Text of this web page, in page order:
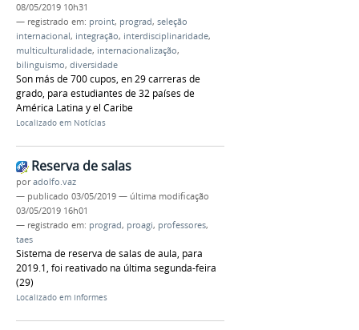
08/05/2019 10h31
— registrado em: proint, prograd, seleção
internacional, integração, interdisciplinaridade,
multiculturalidade, internacionalização,
bilinguismo, diversidade
Son más de 700 cupos, en 29 carreras de
grado, para estudiantes de 32 países de
América Latina y el Caribe
Localizado em Notícias
Reserva de salas
poradolfo.vaz
— publicado 03/05/2019 — última modificação
03/05/2019 16h01
— registrado em: prograd, proagi, professores,
taes
Sistema de reserva de salas de aula, para
2019.1, foi reativado na última segunda-feira
(29)
Localizado em Informes